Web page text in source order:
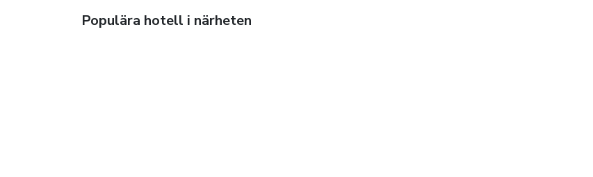
Populära hotell i närheten